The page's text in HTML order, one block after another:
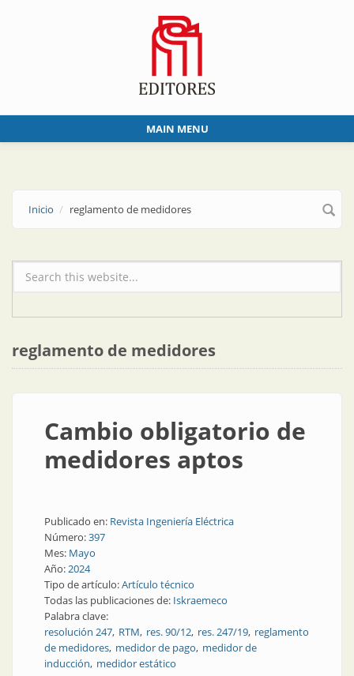
MAIN MENU
Inicio reglamento de medidores
Formulario de búsqueda
reglamento de medidores
Cambio obligatorio de
medidores aptos
Publicado en: Revista Ingeniería Eléctrica
Número:397
Mes: Mayo
Año:2024
Tipo de artículo:Artículo técnico
Todas las publicaciones de: Iskraemeco
Palabra clave:
resolución 247 RTM res. 90/12 res. 247/19 reglamento
de medidores medidor de pago medidor de
inducción medidor estático